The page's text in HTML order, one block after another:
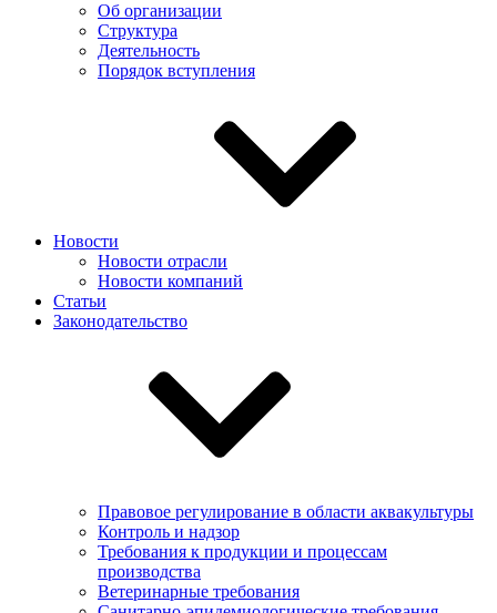
Об организации
Структура
Деятельность
Порядок вступления
Новости
Новости отрасли
Новости компаний
Статьи
Законодательство
Правовое регулирование в области аквакультуры
Контроль и надзор
Требования к продукции и процессам
производства
Ветеринарные требования